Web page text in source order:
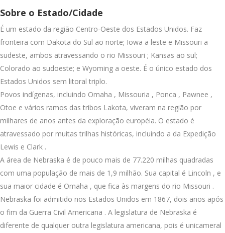
Sobre o Estado/Cidade
É um estado da região Centro-Oeste dos Estados Unidos. Faz
fronteira com Dakota do Sul ao norte; Iowa a leste e Missouri a
sudeste, ambos atravessando o rio Missouri ; Kansas ao sul;
Colorado ao sudoeste; e Wyoming a oeste. É o único estado dos
Estados Unidos sem litoral triplo.
Povos indígenas, incluindo Omaha , Missouria , Ponca , Pawnee ,
Otoe e vários ramos das tribos Lakota, viveram na região por
milhares de anos antes da exploração européia. O estado é
atravessado por muitas trilhas históricas, incluindo a da Expedição
Lewis e Clark .
A área de Nebraska é de pouco mais de 77.220 milhas quadradas
com uma população de mais de 1,9 milhão. Sua capital é Lincoln , e
sua maior cidade é Omaha , que fica às margens do rio Missouri .
Nebraska foi admitido nos Estados Unidos em 1867, dois anos após
o fim da Guerra Civil Americana . A legislatura de Nebraska é
diferente de qualquer outra legislatura americana, pois é unicameral